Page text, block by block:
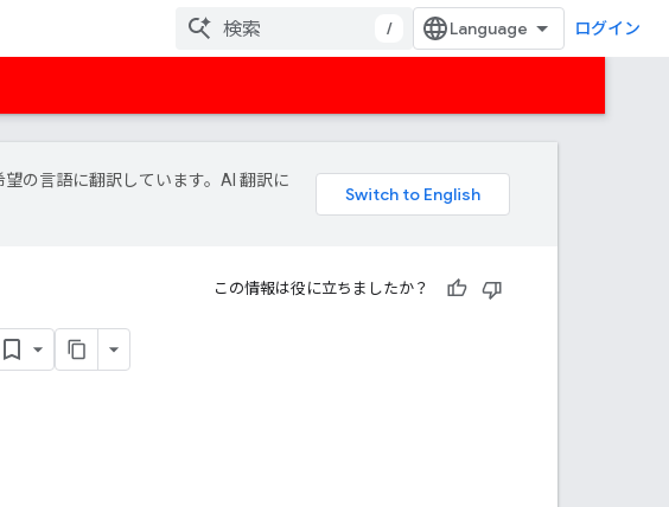
/ ログイン
の言語に翻訳しています。AI 翻訳に
この情報は役に立ちましたか？